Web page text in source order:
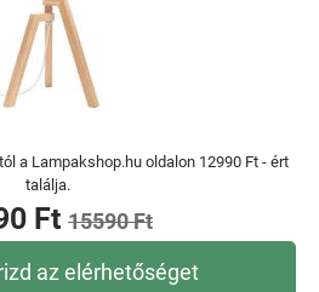
a Lampakshop.hu oldalon 12990 Ft - ért
találja.
Ft 15590 Ft
az elérhetőséget